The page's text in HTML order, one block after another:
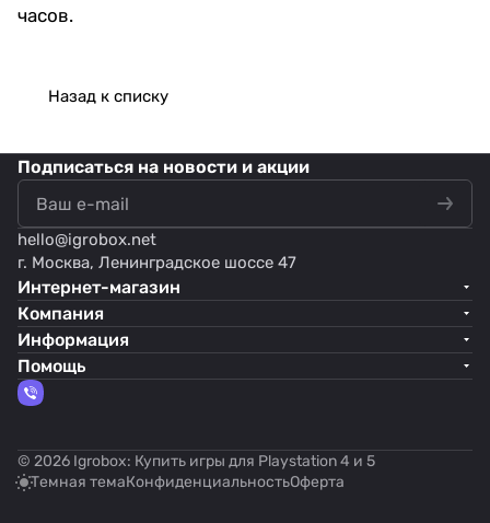
часов.
Назад к списку
Подписаться на новости и акции
hello@igrobox.net
г. Москва, Ленинградское шоссе 47
Интернет-магазин
Компания
Информация
Помощь
© 2026 Igrobox: Купить игры для Playstation 4 и 5
Темная темаКонфиденциальностьОферта